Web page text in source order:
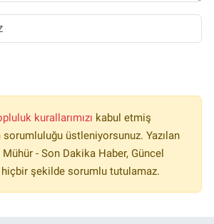
kurallarımızı kabul etmiş
üstleniyorsunuz. Yazılan
- Son Dakika Haber, Güncel
şekilde sorumlu tutulamaz.